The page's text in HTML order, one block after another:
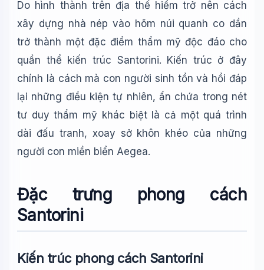
Do hình thành trên địa thế hiểm trở nên cách
xây dựng nhà nép vào hõm núi quanh co dần
trở thành một đặc điểm thẩm mỹ độc đáo cho
quần thể kiến trúc Santorini. Kiến trúc ở đây
chính là cách mà con người sinh tồn và hồi đáp
lại những điều kiện tự nhiên, ẩn chứa trong nét
tư duy thẩm mỹ khác biệt là cả một quá trình
dài đấu tranh, xoay sở khôn khéo của những
người con miền biển Aegea.
Đặc trưng phong cách
Santorini
Kiến trúc phong cách Santorini